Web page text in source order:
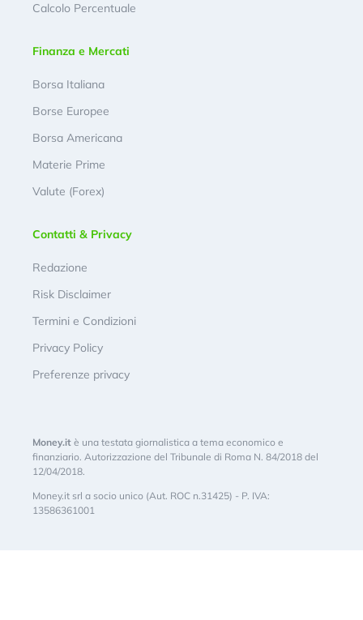
Calcolo Percentuale
Finanza e Mercati
Borsa Italiana
Borse Europee
Borsa Americana
Materie Prime
Valute (Forex)
Contatti & Privacy
Redazione
Risk Disclaimer
Termini e Condizioni
Privacy Policy
Preferenze privacy
Money.it è una testata giornalistica a tema economico e
finanziario. Autorizzazione del Tribunale di Roma N. 84/2018 del
12/04/2018.
Money.it srl a socio unico (Aut. ROC n.31425) - P. IVA:
13586361001